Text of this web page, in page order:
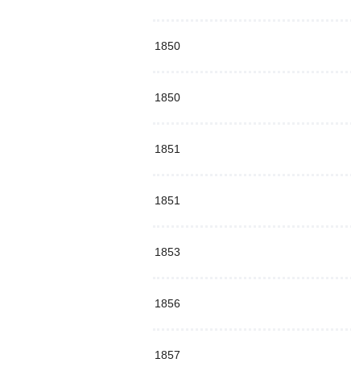
1850
1850
1851
1851
1853
1856
1857